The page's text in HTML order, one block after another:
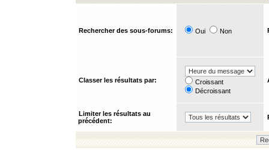
Rechercher des sous-forums: Oui Non
Classer les résultats par:
Croissant
Décroissant
Limiter les résultats au
précédent: